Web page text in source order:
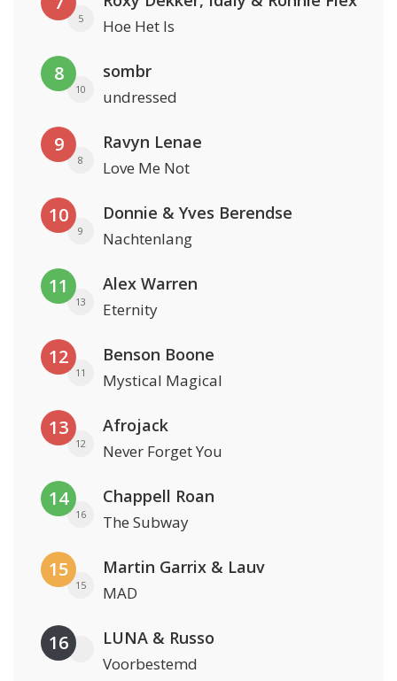
5 Hoe Het Is
8
10
sombr
undressed
9
8
Ravyn Lenae
Love Me Not
10
9
Donnie & Yves Berendse
Nachtenlang
11
13
Alex Warren
Eternity
12
11
Benson Boone
Mystical Magical
13
12
Afrojack
Never Forget You
14
16
Chappell Roan
The Subway
15
15
Martin Garrix & Lauv
MAD
16 LUNA & Russo
Voorbestemd